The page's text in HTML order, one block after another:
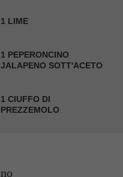
1 LIME
1 PEPERONCINO
JALAPENO SOTT'ACETO
1 CIUFFO DI
PREZZEMOLO